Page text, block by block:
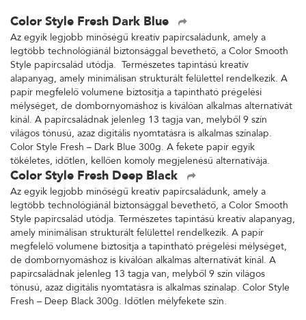
Color Style Fresh Dark Blue
Az egyik legjobb minőségű kreatív papírcsaládunk, amely a
legtöbb technológiánál biztonsággal bevethető, a Color Smooth
Style papírcsalád utódja. Természetes tapintású kreatív
alapanyag, amely minimálisan strukturált felülettel rendelkezik. A
papír megfelelő volumene biztosítja a tapintható prégelési
mélységet, de dombornyomáshoz is kiválóan alkalmas alternatívát
kínál. A papírcsaládnak jelenleg 13 tagja van, melyből 9 szín
világos tónusú, azaz digitális nyomtatásra is alkalmas színalap.
Color Style Fresh – Dark Blue 300g. A fekete papír egyik
tökéletes, időtlen, kellően komoly megjelenésű alternatívája.
Color Style Fresh Deep Black
Az egyik legjobb minőségű kreatív papírcsaládunk, amely a
legtöbb technológiánál biztonsággal bevethető, a Color Smooth
Style papírcsalád utódja. Természetes tapintású kreatív alapanyag,
amely minimálisan strukturált felülettel rendelkezik. A papír
megfelelő volumene biztosítja a tapintható prégelési mélységet,
de dombornyomáshoz is kiválóan alkalmas alternatívát kínál. A
papírcsaládnak jelenleg 13 tagja van, melyből 9 szín világos
tónusú, azaz digitális nyomtatásra is alkalmas színalap. Color Style
Fresh – Deep Black 300g. Időtlen mélyfekete szín.